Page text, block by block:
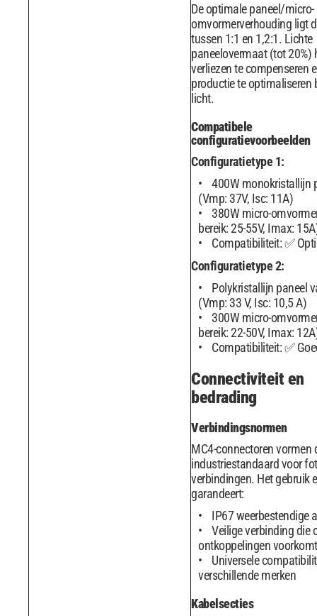
De optimale paneel/micro-
omvormerverhouding ligt
tussen 1:1 en 1,2:1. Lichte
paneelovermaat (tot 20%)
verliezen te compenseren
productie te optimaliseren
licht.
Compatibele
configuratievoorbeelden
Configuratietype 1:
400W monokristallijn
(Vmp: 37V, Isc: 11A)
380W micro-
bereik: 25-55V, Imax:
Compatibiliteit: ✅
Configuratietype 2:
Polykristallijn paneel
(Vmp: 33 V, Isc: 10,5 A)
300W micro-
bereik: 22-50V, Imax:
Compatibiliteit: ✅
Connectiviteit en
bedrading
Verbindingsnormen
MC4-connectoren vormen
industriestandaard voor
verbindingen. Het gebruik
garandeert:
IP67 weerbestendige
Veilige verbinding die
ontkoppelingen voorkomt
Universele
verschillende merken
Kabelsecties